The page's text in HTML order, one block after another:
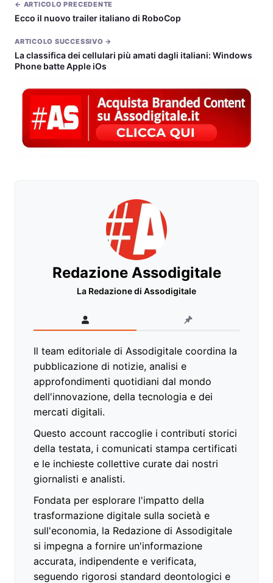
← ARTICOLO PRECEDENTE
Ecco il nuovo trailer italiano di RoboCop
ARTICOLO SUCCESSIVO →
La classifica dei cellulari più amati dagli italiani: Windows
Phone batte Apple iOs
Redazione Assodigitale
La Redazione di Assodigitale
Il team editoriale di Assodigitale coordina la
pubblicazione di notizie, analisi e
approfondimenti quotidiani dal mondo
dell'innovazione, della tecnologia e dei
mercati digitali.
Questo account raccoglie i contributi storici
della testata, i comunicati stampa certificati
e le inchieste collettive curate dai nostri
giornalisti e analisti.
Fondata per esplorare l'impatto della
trasformazione digitale sulla società e
sull'economia, la Redazione di Assodigitale
si impegna a fornire un'informazione
accurata, indipendente e verificata,
seguendo rigorosi standard deontologici e